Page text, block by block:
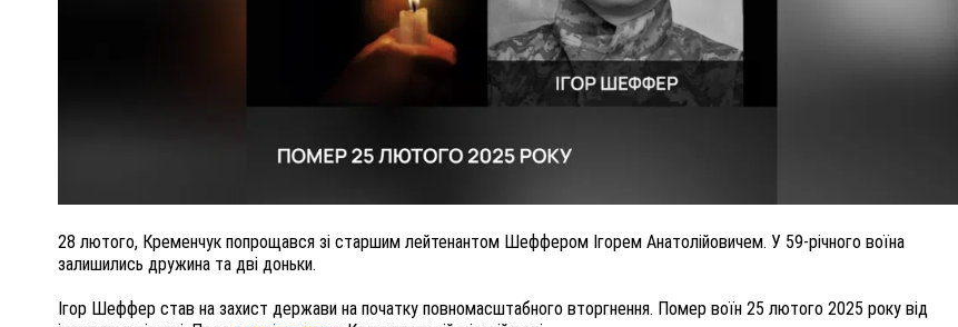
28 лютого, Кременчук попрощався зі старшим лейтенантом Шеффером Ігорем Анатолійовичем. У 59-річного воїна
залишились дружина та дві доньки.
Ігор Шеффер став на захист держави на початку повномасштабного вторгнення. Помер воїн 25 лютого 2025 року від
ПОЛІЦІЯ ПОЛТАВЩИНИ РОЗШУКУЄ 62-РІЧНУ
ВНАСЛІДОК ПОРАНЕНЬ, ОТРИМАНИХ НА ВІЙНІ,
ПОМЕР ВОЇН ЮРІЙ ВОЙТИК
25 листопада 2025 0